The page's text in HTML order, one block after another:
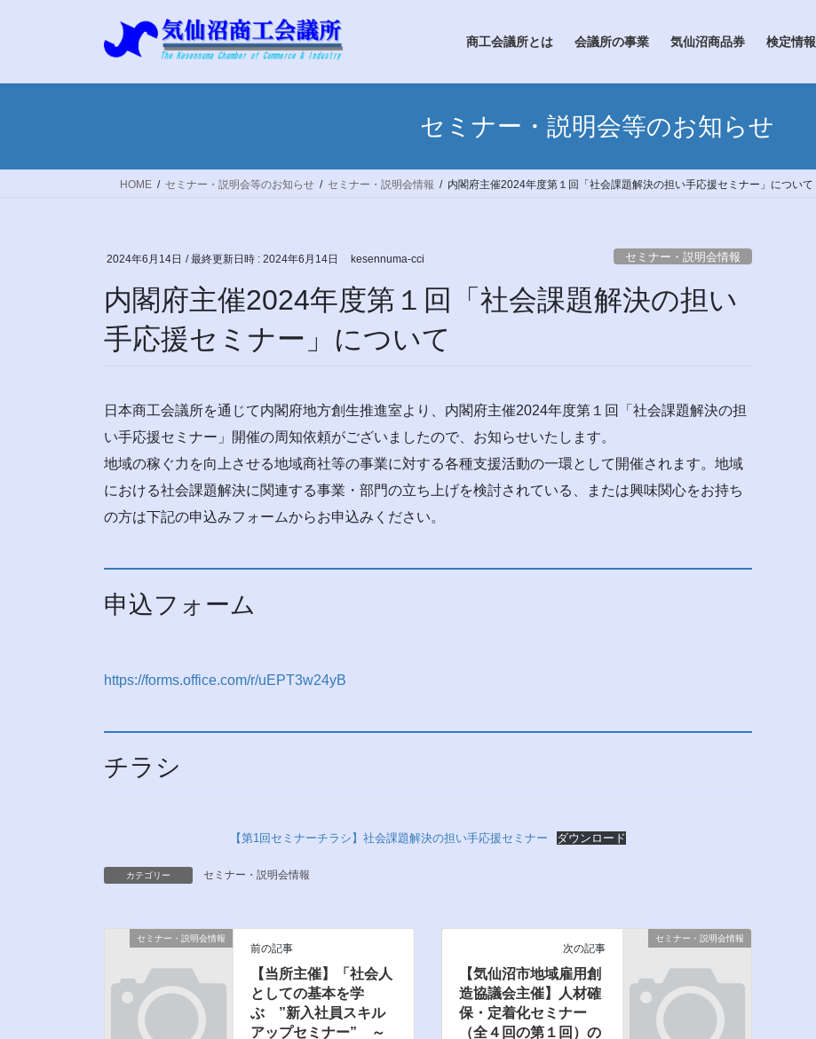
商工会議所とは 会議所の事業 気仙沼商品券 検定情報
セミナー・説明会等のお知らせ
HOME セミナー・説明会等のお知らせ セミナー・説明会情報 内閣府主催2024年度第１回「社会課題解決の担い手応援セミナー」について
2024年6月14日 / 最終更新日時 : 2024年6月14日 kesennuma-cci セミナー・説明会情報
内閣府主催2024年度第１回「社会課題解決の担い
手応援セミナー」について
日本商工会議所を通じて内閣府地方創生推進室より、内閣府主催2024年度第１回「社会課題解決の担
い手応援セミナー」開催の周知依頼がございましたので、お知らせいたします。
地域の稼ぐ力を向上させる地域商社等の事業に対する各種支援活動の一環として開催されます。地域
における社会課題解決に関連する事業・部門の立ち上げを検討されている、または興味関心をお持ち
の方は下記の申込みフォームからお申込みください。
申込フォーム
https://forms.office.com/r/uEPT3w24yB
チラシ
【第1回セミナーチラシ】社会課題解決の担い手応援セミナー ダウンロード
カテゴリー セミナー・説明会情報
セミナー・説明会情報
前の記事
【当所主催】「社会人
としての基本を学
ぶ ”新入社員スキル
アップセミナー” ～
セミナー・説明会情報
次の記事
【気仙沼市地域雇用創
造協議会主催】人材確
保・定着化セミナー
（全４回の第１回）の